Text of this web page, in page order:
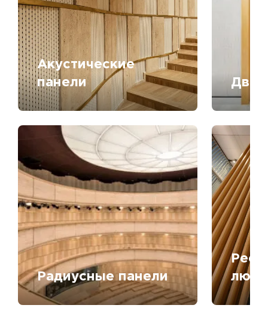
Акустические
панели
Радиусные панели